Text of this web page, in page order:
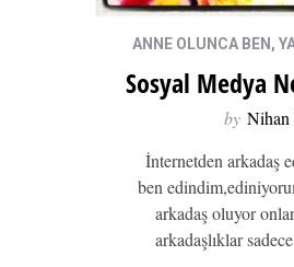
ANNE OLUNCA BEN ,
Sosyal Medya
by Nihan
İnternetden arkadaş
ben
arkadaş oluyor
arkadaşlıklar